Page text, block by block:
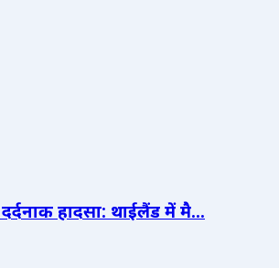
हादसा: थाईलैंड में मै...